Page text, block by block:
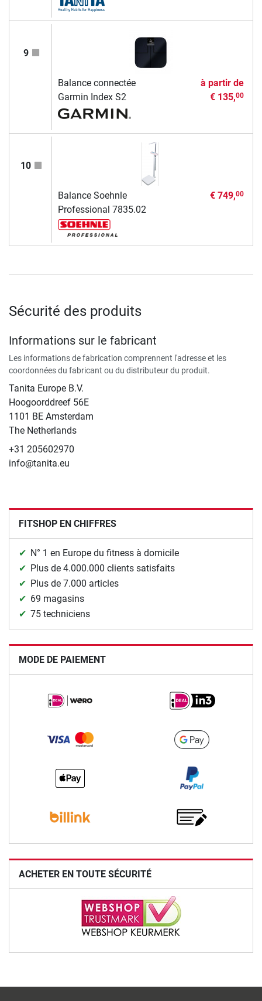
9
Balance connectée
Garmin Index S2
à partir de
€ 135,00
10
Balance Soehnle
Professional 7835.02
€ 749,00
Sécurité des produits
Informations sur le fabricant
Les informations de fabrication comprennent l'adresse et les
coordonnées du fabricant ou du distributeur du produit.
Tanita Europe B.V.
Hoogoorddreef 56E
1101 BE Amsterdam
The Netherlands
+31 205602970
info@tanita.eu
FITSHOP EN CHIFFRES
N° 1 en Europe du fitness à domicile
Plus de 4.000.000 clients satisfaits
Plus de 7.000 articles
69 magasins
75 techniciens
MODE DE PAIEMENT
ACHETER EN TOUTE SÉCURITÉ